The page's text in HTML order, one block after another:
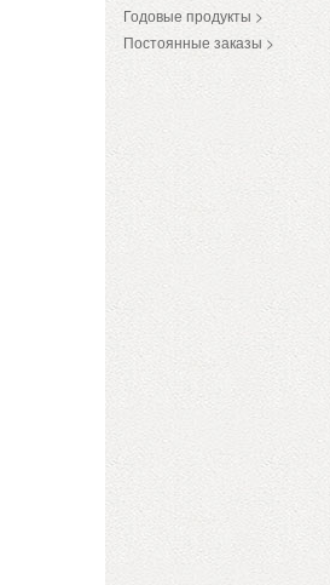
Годовые продукты >
Постоянные заказы >